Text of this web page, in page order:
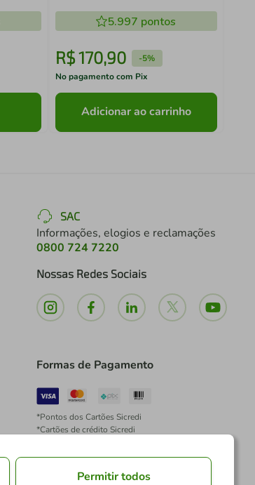
5.997 pontos
R$170,90 -5%
No pagamento com Pix
Adicionar ao carrinho
SAC
Informações, elogios e reclamações
0800 724 7220
Nossas Redes Sociais
Formas de Pagamento
*Pontos dos Cartões Sicredi
*Cartões de crédito Sicredi
*É vedada a cobrança de preço superior, valor ou
Permitir todos